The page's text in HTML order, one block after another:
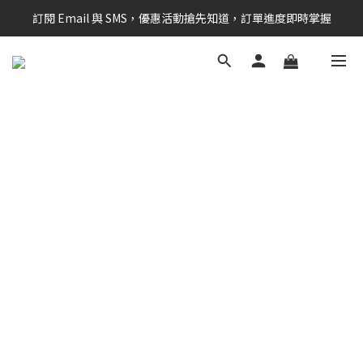
新會員享$100購物金 現在立即加入！
訂閱 Email 與 SMS，優惠活動搶先知道，訂單進度即時掌握
新會員享$100購物金 現在立即加入！